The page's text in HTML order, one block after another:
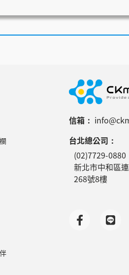
信箱：
台北總公司：
(02)7729-0880
新北市中和區
268號8樓